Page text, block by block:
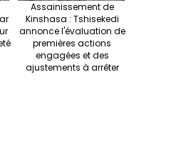
Assainissement de
Kinshasa : Tshisekedi
annonce l'évaluation de
premières actions
engagées et des
ajustements à arrêter